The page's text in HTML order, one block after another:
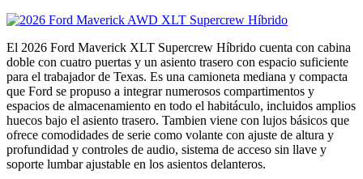
El 2026 Ford Maverick XLT Supercrew Híbrido cuenta con cabina
doble con cuatro puertas y un asiento trasero con espacio suficiente
para el trabajador de Texas. Es una camioneta mediana y compacta
que Ford se propuso a integrar numerosos compartimentos y
espacios de almacenamiento en todo el habitáculo, incluidos amplios
huecos bajo el asiento trasero. Tambien viene con lujos básicos que
ofrece comodidades de serie como volante con ajuste de altura y
profundidad y controles de audio, sistema de acceso sin llave y
soporte lumbar ajustable en los asientos delanteros.